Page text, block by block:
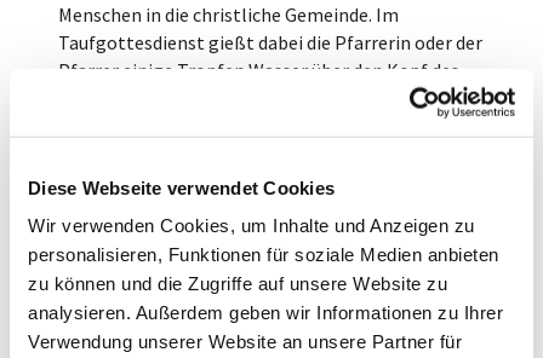
Diese Webseite verwendet Cookies
Wir verwenden Cookies, um Inhalte und Anzeigen zu
personalisieren, Funktionen für soziale Medien anbieten
zu können und die Zugriffe auf unsere Website zu
analysieren. Außerdem geben wir Informationen zu Ihrer
Verwendung unserer Website an unsere Partner für
Menschen in die christliche Gemeinde. Im
Taufgottesdienst gießt dabei die Pfarrerin oder der
Pfarrer einige Tropfen Wasser über den Kopf des
Täuflings. Das Ritual geht zurück auf die Taufe Jesu
alle Christen miteinander verbindet. Sie ist im
Quelle und weitere Informationen finden Sie auf
der Seite der EKD.